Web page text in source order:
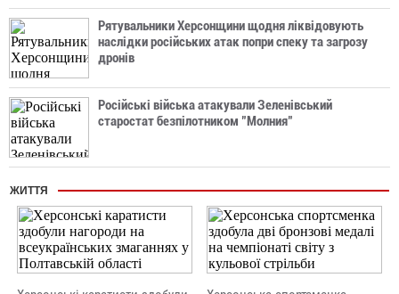
Рятувальники Херсонщини щодня ліквідовують
наслідки російських атак попри спеку та загрозу
дронів
Російські війська атакували Зеленівський
старостат безпілотником "Молния"
ЖИТТЯ